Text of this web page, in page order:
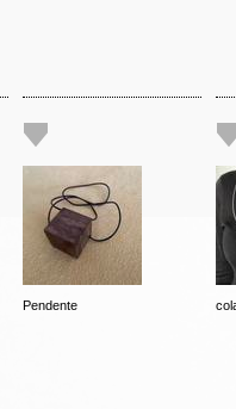
Pendente